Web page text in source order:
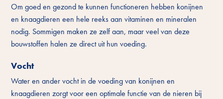
Om goed en gezond te kunnen functioneren hebben konijnen
en knaagdieren een hele reeks aan vitaminen en mineralen
nodig. Sommigen maken ze zelf aan, maar veel van deze
bouwstoffen halen ze direct uit hun voeding.
Vocht
Water en ander vocht in de voeding van konijnen en
knaagdieren zorgt voor een optimale functie van de nieren bij